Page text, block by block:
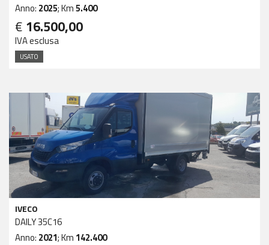
Anno: 2025; Km5.400
€ 16.500,00
IVA esclusa
USATO
IVECO
DAILY 35C16
Anno: 2021; Km 142.400